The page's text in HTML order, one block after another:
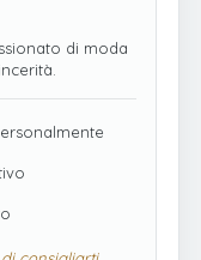
di moda